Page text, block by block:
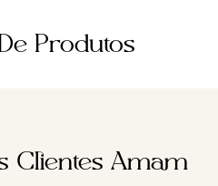
Produtos
Clientes Amam